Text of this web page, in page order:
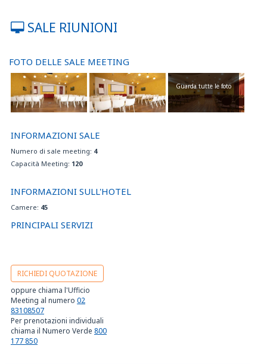
SALE RIUNIONI
FOTO DELLE SALE MEETING
Guarda tutte le foto
INFORMAZIONI SALE
Numero di sale meeting: 4
Capacità Meeting: 120
INFORMAZIONI SULL'HOTEL
Camere: 45
PRINCIPALI SERVIZI
RICHIEDI QUOTAZIONE
oppure chiama l'Ufficio
Meeting al numero 02
83108507
Per prenotazioni individuali
chiama il Numero Verde 800
177 850